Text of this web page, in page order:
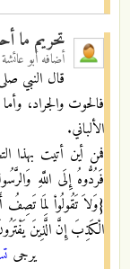
تحريم ما
أضافهأبو عائشة
قال النبي
فالحوت والجراد،
الألباني.
فمن أين أتيت بهذا
فَرُدُّوهُ إِلَى اللَّهِ
{وَلاَ تَقُولُواْ لِمَا
الْكَذِبَ إِنَّ الَّذِينَ
يرجى